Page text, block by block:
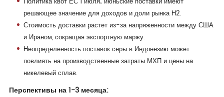
решающее значение для доходов и доли рынка Н2.
Стоимость доставки растет из-за напряженности между США
и Ираном, сокращая экспортную маржу.
Неопределенность поставок серы в Индонезию может
повлиять на производственные затраты МХП и цены на
никелевый сплав.
Перспективы на 1-3 месяца: